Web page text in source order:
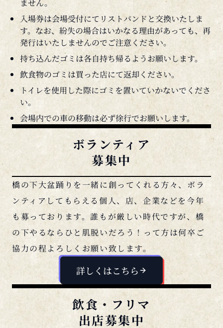
入場券は会場受付にてリストバンドと交換いたしま
す。なお、紛失の場合はいかなる理由があっても、再
発行はいたしませんのでご注意ください。
持ち込んだゴミは各自持ち帰るようお願いします。
飲食物のゴミは買った店にて返却ください。
トイレを使用した際にゴミを置いていかないでくださ
い。
会場内での車の移動は必ず徐行でお願いします。
ボランティア
募集中
橋の下大盆踊りを一緒に創ってくれる方々、ボラ
ンティアしてもらえる個人、店、企業などを今年
も募っております。誰もが厳しい時代ですが、橋
の下やるならひと肌脱いだろう！って方は何卒ご
協力の程よろしくお願い致します。
詳しくはこちら
飲食・フリマ
出店募集中